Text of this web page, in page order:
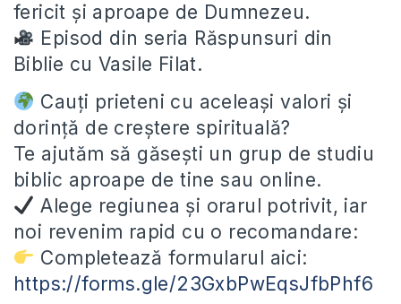
fericit și aproape de Dumnezeu.
Episod din seria Răspunsuri din
Biblie cu Vasile Filat.
Cauți prieteni cu aceleași valori și
dorință de creștere spirituală?
Te ajutăm să găsești un grup de studiu
biblic aproape de tine sau online.
Alege regiunea și orarul potrivit, iar
noi revenim rapid cu o recomandare:
Completează formularul aici:
https://forms.gle/23GxbPwEqsJfbPhf6